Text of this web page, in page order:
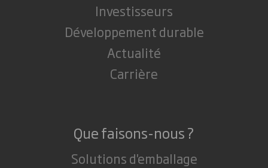
Investisseurs
Développement durable
Actualité
Carrière
Que faisons-nous ?
Solutions d'emballage